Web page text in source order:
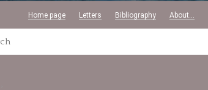
Home page Letters Bibliography About...